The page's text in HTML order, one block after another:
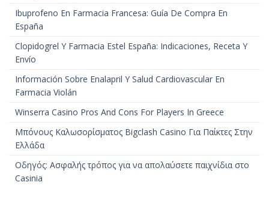
Ibuprofeno En Farmacia Francesa: Guía De Compra En
España
Clopidogrel Y Farmacia Estel España: Indicaciones, Receta Y
Envío
Información Sobre Enalapril Y Salud Cardiovascular En
Farmacia Violán
Winserra Casino Pros And Cons For Players In Greece
Μπόνους Καλωσορίσματος Bigclash Casino Για Παίκτες Στην
Ελλάδα
Οδηγός: Ασφαλής τρόπος για να απολαύσετε παιχνίδια στο
Casinia